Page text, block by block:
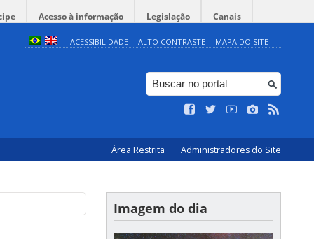
Acesso à informação Legislação Canais
ACESSIBILIDADE ALTO CONTRASTE MAPA DO SITE
Área Restrita Administradores do Site
Imagem do dia